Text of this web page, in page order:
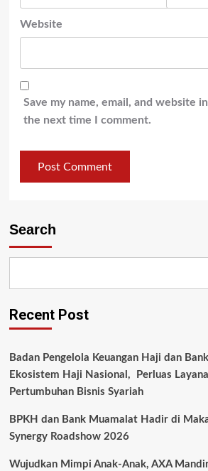
Website
Save my name, email, and website
the next time I comment.
Search
Recent Post
Badan Pengelola Keuangan Haji dan
Ekosistem Haji Nasional, Perluas
Pertumbuhan Bisnis Syariah
BPKH dan Bank Muamalat Hadir di
Synergy Roadshow 2026
Wujudkan Mimpi Anak-Anak, AXA